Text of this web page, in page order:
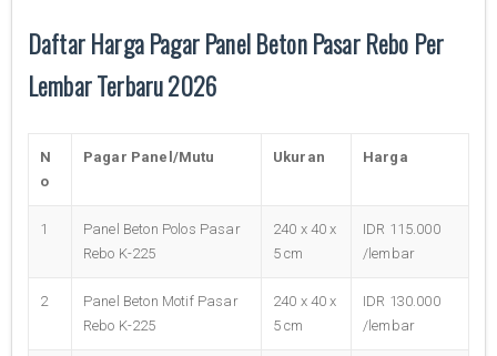
Daftar Harga Pagar Panel Beton Pasar Rebo Per
Lembar Terbaru 2026
N
o
Pagar Panel/Mutu Ukuran Harga
1
Panel Beton Polos Pasar
Rebo K-225
240 x 40 x
5 cm
IDR 115.000
/lembar
2
Panel Beton Motif Pasar
Rebo K-225
240 x 40 x
5 cm
IDR 130.000
/lembar